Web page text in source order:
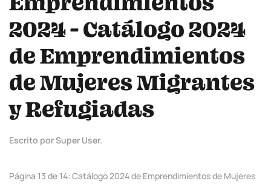
2024 - Catálogo 2024
de Emprendimientos
de Mujeres Migrantes
y Refugiadas
Escrito por Super User.
Página 13 de 14: Catálogo 2024 de Emprendimientos de Mujeres